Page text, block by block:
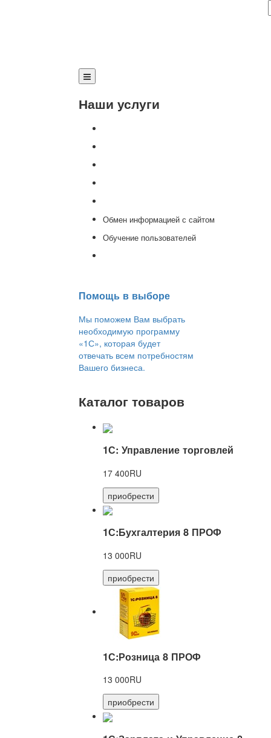
Наши услуги
Обмен информацией с сайтом
Обучение пользователей
Помощь в выборе
Мы поможем Вам выбрать
необходимую программу
«1С», которая будет
отвечать всем потребностям
Вашего бизнеса.
Каталог товаров
1С: Управление торговлей
17 400RU
приобрести
1С:Бухгалтерия 8 ПРОФ
13 000RU
приобрести
1С:Розница 8 ПРОФ
13 000RU
приобрести